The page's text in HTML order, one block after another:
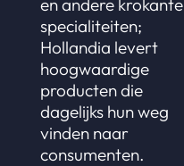
en andere krokante
specialiteiten;
Hollandia levert
hoogwaardige
producten die
dagelijks hun weg
vinden naar
consumenten.